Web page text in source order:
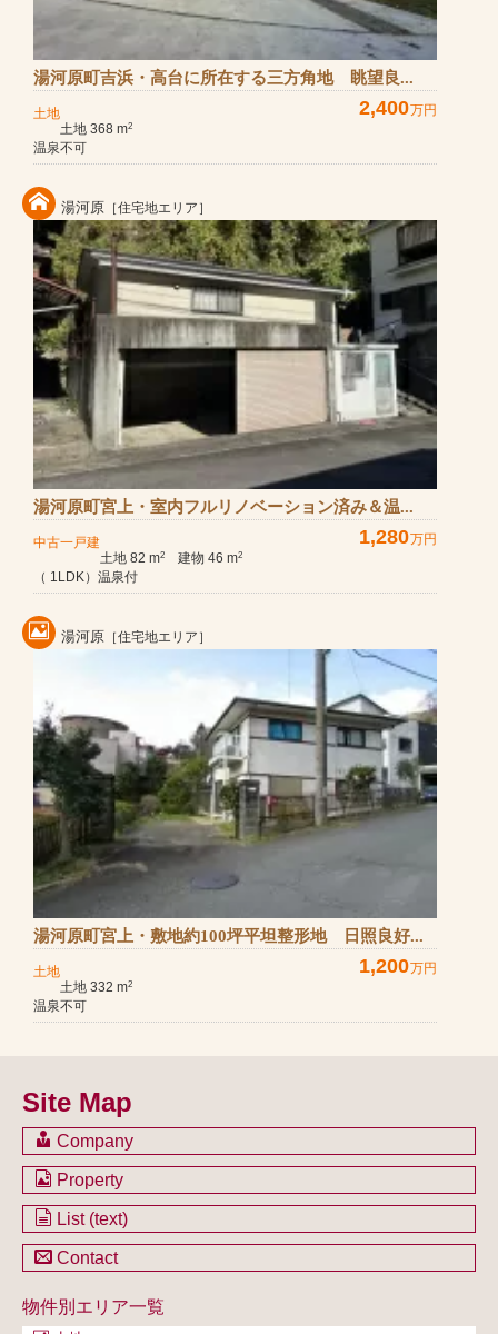
湯河原町吉浜・高台に所在する三方角地 眺望良...
土地 2,400万円
土地 368 m2
温泉不可
湯河原 ［住宅地エリア］
湯河原町宮上・室内フルリノベーション済み＆温...
中古一戸建 1,280万円
土地 82 m2 建物 46 m2
（ 1LDK）温泉付
湯河原 ［住宅地エリア］
湯河原町宮上・敷地約100坪平坦整形地 日照良好...
土地 1,200万円
土地 332 m2
温泉不可
Site Map
Company
会社のご案内
不動産を売却したい方
不動産買取システム
Property
土地一覧
マンション一覧
事業用物件一覧
List (text)
土地一覧
マンション一覧
Contact
ブログ
物件別エリア一覧